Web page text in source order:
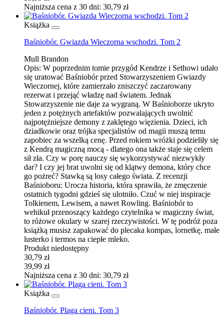
Najniższa cena z 30 dni: 30,79 zł
Książka
Baśniobór. Gwiazda Wieczorna wschodzi. Tom 2
Mull Brandon
Opis: W poprzednim tomie przygód Kendrze i Sethowi udało
się uratować Baśniobór przed Stowarzyszeniem Gwiazdy
Wieczornej, które zamierzało zniszczyć zaczarowany
rezerwat i przejąć władzę nad światem. Jednak
Stowarzyszenie nie daje za wygraną. W Baśnioborze ukryto
jeden z potężnych artefaktów pozwalających uwolnić
najpotężniejsze demony z zaklętego więzienia. Dzieci, ich
dziadkowie oraz trójka specjalistów od magii muszą temu
zapobiec za wszelką cenę. Przed rokiem wróżki podzieliły się
z Kendrą magiczną mocą - dlatego ona także staje się celem
sił zła. Czy w porę nauczy się wykorzystywać niezwykły
dar? I czy jej brat uwolni się od klątwy demona, który chce
go pożreć? Stawką są losy całego świata. Z recenzji
Baśnioboru: Urocza historia, która sprawiła, że zmęczenie
ostatnich tygodni gdzieś się ulotniło. Czuć w niej inspiracje
Tolkienem, Lewisem, a nawet Rowling. Baśniobór to
wehikuł przenoszący każdego czytelnika w magiczny świat,
to różowe okulary w szarej rzeczywistości. W tę podróż poza
książką musisz zapakować do plecaka kompas, lornetkę, małe
lusterko i termos na ciepłe mleko.
Produkt niedostępny
30,79 zł
39,99 zł
Najniższa cena z 30 dni: 30,79 zł
Książka
Baśniobór. Plaga cieni. Tom 3